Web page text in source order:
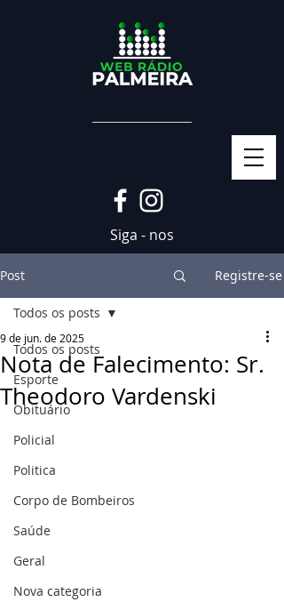
Siga - nos
Post Registre-se
Todos os posts
Esporte
Obituário
Policial
Politica
Corpo de Bombeiros
Saúde
Geral
Nova categoria
Todos os posts
Nota de Falecimento: Sr.
Theodoro Vardenski
9 de jun. de 2025